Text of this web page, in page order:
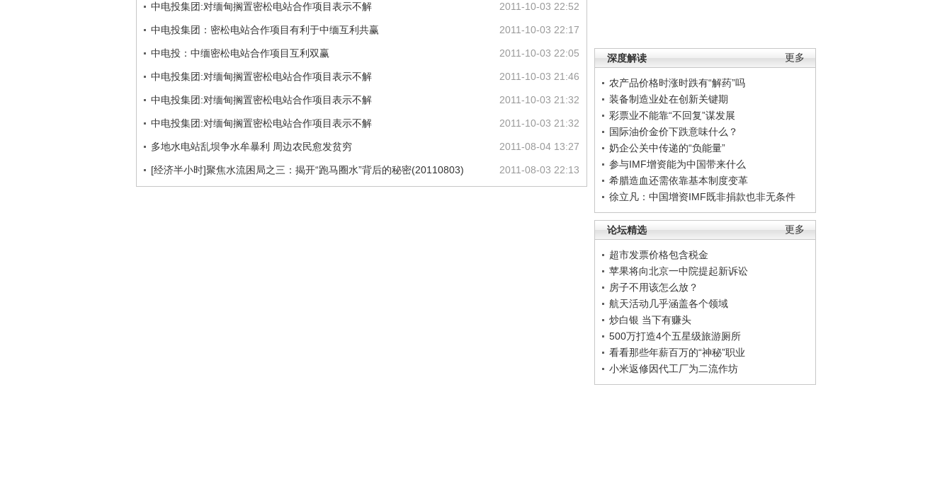
更多
深度解读
农产品价格时涨时跌有“解药”吗
装备制造业处在创新关键期
彩票业不能靠“不回复”谋发展
国际油价金价下跌意味什么？
奶企公关中传递的“负能量”
参与IMF增资能为中国带来什么
希腊造血还需依靠基本制度变革
徐立凡：中国增资IMF既非捐款也非无条件
更多
论坛精选
超市发票价格包含税金
苹果将向北京一中院提起新诉讼
房子不用该怎么放？
航天活动几乎涵盖各个领域
炒白银 当下有赚头
500万打造4个五星级旅游厕所
看看那些年薪百万的“神秘”职业
小米返修因代工厂为二流作坊
2011-10-03 22:52
中电投集团:对缅甸搁置密松电站合作项目表示不解
2011-10-03 22:17
中电投集团：密松电站合作项目有利于中缅互利共赢
2011-10-03 22:05
中电投：中缅密松电站合作项目互利双赢
2011-10-03 21:46
中电投集团:对缅甸搁置密松电站合作项目表示不解
2011-10-03 21:32
中电投集团:对缅甸搁置密松电站合作项目表示不解
2011-10-03 21:32
中电投集团:对缅甸搁置密松电站合作项目表示不解
2011-08-04 13:27
多地水电站乱坝争水牟暴利 周边农民愈发贫穷
2011-08-03 22:13
[经济半小时]聚焦水流困局之三：揭开“跑马圈水”背后的秘密(20110803)